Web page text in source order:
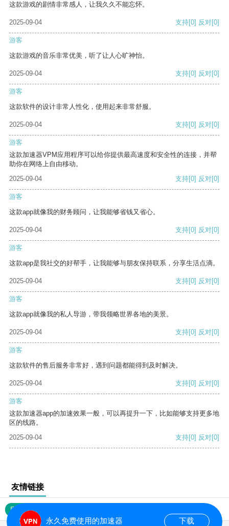
这款游戏的剧情非常感人，让我久久不能忘怀。
2025-09-04 支持[0] 反对[0]
游客
这款游戏的音乐非常优美，听了让人心旷神怡。
2025-09-04 支持[0] 反对[0]
游客
这款软件的设计非常人性化，使用起来非常舒服。
2025-09-04 支持[0] 反对[0]
游客
这款加速器VPM应用程序可以给你提供最高速度和安全性的连接，并帮
助你在网络上自由移动。
2025-09-04
支持[0] 反对[0]
游客
这款app就像我的财务顾问，让我能够省钱又省心。
2025-09-04 支持[0] 反对[0]
游客
这款app是我社交的好帮手，让我能够与朋友保持联系，分享生活点滴。
2025-09-04 支持[0] 反对[0]
游客
这款app就像我的私人导游，带我领略世界各地的美景。
2025-09-04 支持[0] 反对[0]
游客
这款软件的售后服务非常好，遇到问题都能得到及时解决。
2025-09-04 支持[0] 反对[0]
游客
这款加速器app的加速效果一般，可以再提升一下，比如能够支持更多地
区的线路。
2025-09-04
支持[0] 反对[0]
友情链接
网站地图
永久免费使用的加速器 下载